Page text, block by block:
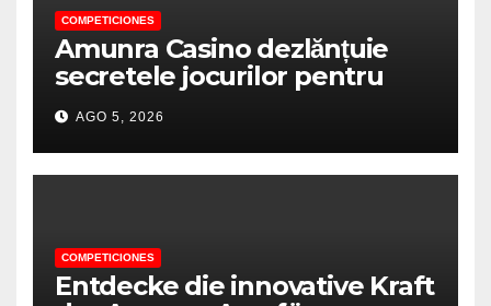
COMPETICIONES
Amunra Casino dezlănțuie
secretele jocurilor pentru
experiențe de neuitat
AGO 5, 2026
COMPETICIONES
Entdecke die innovative Kraft